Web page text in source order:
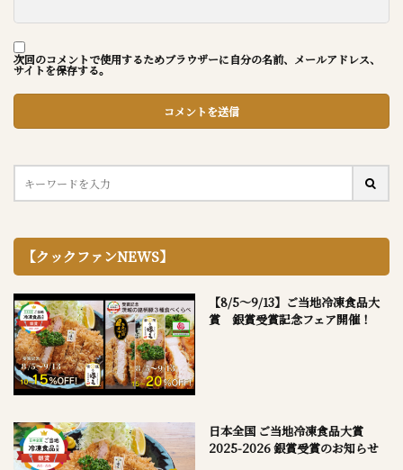
次回のコメントで使用するためブラウザーに自分の名前、メールアドレス、
サイトを保存する。
【クックファンNEWS】
【8/5～9/13】ご当地冷凍食品大
賞 銀賞受賞記念フェア開催！
日本全国 ご当地冷凍食品大賞
2025-2026 銀賞受賞のお知らせ